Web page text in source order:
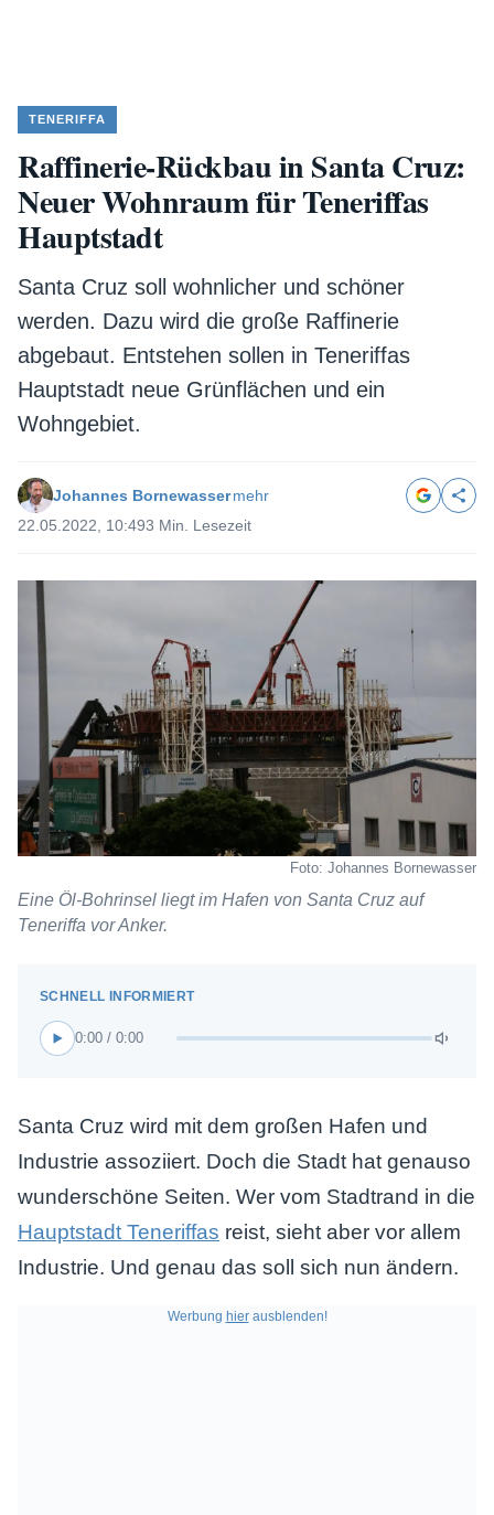
TENERIFFA
Raffinerie-Rückbau in Santa Cruz:
Neuer Wohnraum für Teneriffas
Hauptstadt
Santa Cruz soll wohnlicher und schöner
werden. Dazu wird die große Raffinerie
abgebaut. Entstehen sollen in Teneriffas
Hauptstadt neue Grünflächen und ein
Wohngebiet.
Johannes Bornewassermehr
22.05.2022, 10:493 Min. Lesezeit
Foto: Johannes Bornewasser
Eine Öl-Bohrinsel liegt im Hafen von Santa Cruz auf
Teneriffa vor Anker.
0:00 / 0:00
Santa Cruz wird mit dem großen Hafen und
Industrie assoziiert. Doch die Stadt hat genauso
wunderschöne Seiten. Wer vom Stadtrand in die
Hauptstadt Teneriffas reist, sieht aber vor allem
Industrie. Und genau das soll sich nun ändern.
Werbung hierausblenden!